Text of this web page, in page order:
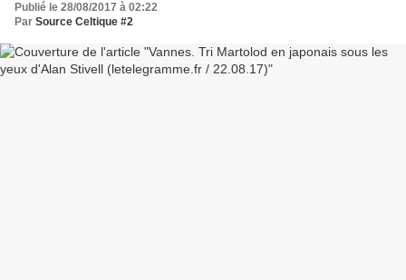
Publié le 28/08/2017 à 02:22
Par Source Celtique #2